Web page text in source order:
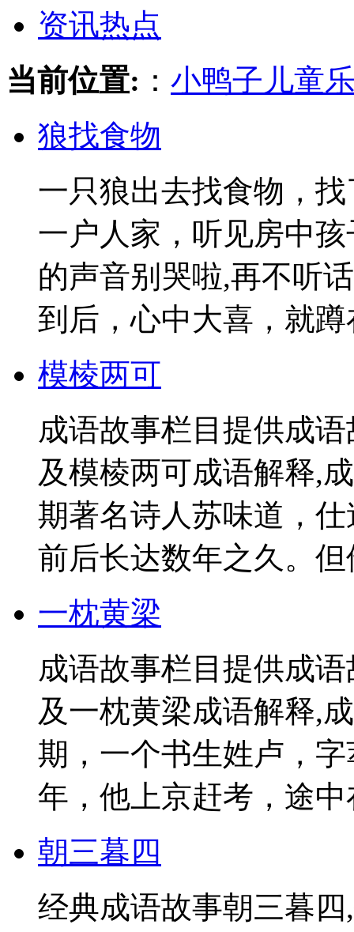
资讯热点
当前位置: ： 小鸭子儿童
狼找食物
一只狼出去找食物，
一户人家，听见房中
的声音别哭啦,再不听
到后，心中大喜，就
模棱两可
成语故事栏目提供成
及模棱两可成语解释,
期著名诗人苏味道，
前后长达数年之久。
一枕黄梁
成语故事栏目提供成
及一枕黄梁成语解释,
期，一个书生姓卢，
年，他上京赶考，途
朝三暮四
经典成语故事朝三暮